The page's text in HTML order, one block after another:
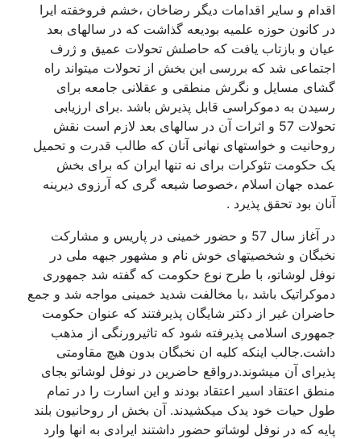
اقدام و سایر اقدامات دیگر رضاخان ،خشم فروخفته ایرا
در کانون حوزه علمیه بودیعه گذاشت که در سالهای بعد
عیان و بازتاب یافت که حاصلش تحولات عمیق و ژرف
اجتماعی شد که بررسی این بخش از تحولات میتواند راه
گشای مسایل و نگرش منطقی و عقلانی جامعه برای
رسیدن به دموکراسی قابل پذیرش باشد .برای ارزیابی
تحولات 57 و اثرات آن در سالهای بعد لازم است نقش
روحانیت و خواستهای نهانی آنان که طالب قدرت و تحمیل
یک حکومت تئوکرات برای نه تنها ایران که برای بخش
عمده جهان اسلام ،خصوصا شیعه گری که آرزوی دیرینه
آنان بود تحقق پذیرد .
در آغاز سال 57 و حضور خمینی در پاریس و مشارکت
نخبگان و شخصیتهای خوش نام و مشهور جبهه ملی در
نوفل لوشاتو، با طرح نوع حکومت که گفته شد جمهوری
دموکراتیک باشد ،با مخالفت شدید خمینی مواجه شد و جمع
حاضران غیر از دکتر شایگان پذیرفتند که عنوان حکومت
جمهوری اسلامی پذیرفته شود که تاثیرورنگی از مذهب
داشت.جالب اینکه کلیه ان نخبگان بدون هیچ مقاومتی
پذیرای آن میشوند.درواقع حاضرین در نوفل لوشاتو بجای
منطق اعتقاد اسیر اعتقاد بودند و این اسارت را در تمام
طول حیات خود یدک میکشیدند. آن بخش ار روحانیون بلند
پایه که در نوفل لوشاتو حضور داشتند ایرادی به انها وارد